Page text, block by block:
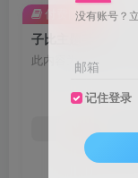
子比主题美化：二
此内容为付费阅读，
普通会员
付费阅读没有账号？
邮箱
记住登录